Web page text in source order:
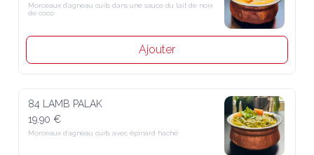
Morceaux d’agneau cuits dans une sauce du lait de noix
de coco
Ajouter
84 LAMB PALAK
19.90 €
Morceaux d’agneau cuits avec épinard haché